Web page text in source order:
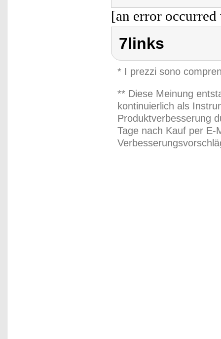
[an error
7links
* I prezzi sono
** Diese Meinung
kontinuierlich als
Produktverbesserung
Tage nach Kauf per E-